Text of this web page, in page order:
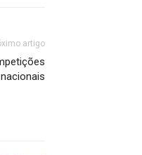
artigo
nacionais